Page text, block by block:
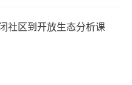
社区到开放生态分析课